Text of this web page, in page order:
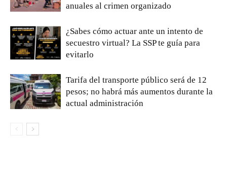
anuales al crimen organizado
¿Sabes cómo actuar ante un intento de
secuestro virtual? La SSP te guía para
evitarlo
Tarifa del transporte público será de 12
pesos; no habrá más aumentos durante la
actual administración